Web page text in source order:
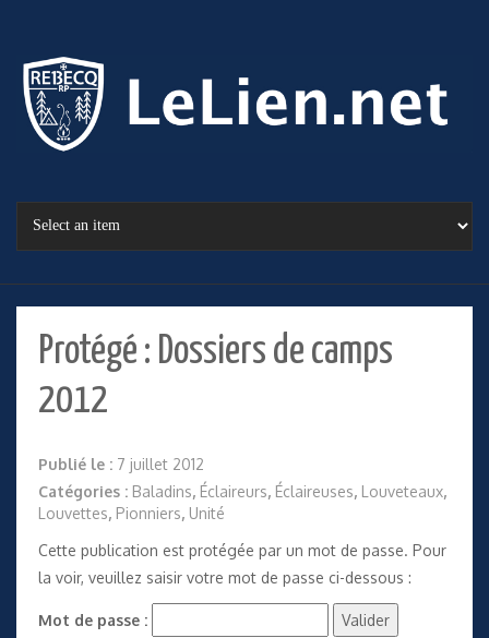
Protégé : Dossiers de camps
2012
Publié le : 7 juillet 2012
Catégories : Baladins, Éclaireurs, Éclaireuses, Louveteaux,
Louvettes, Pionniers, Unité
Cette publication est protégée par un mot de passe. Pour
la voir, veuillez saisir votre mot de passe ci-dessous :
Mot de passe :